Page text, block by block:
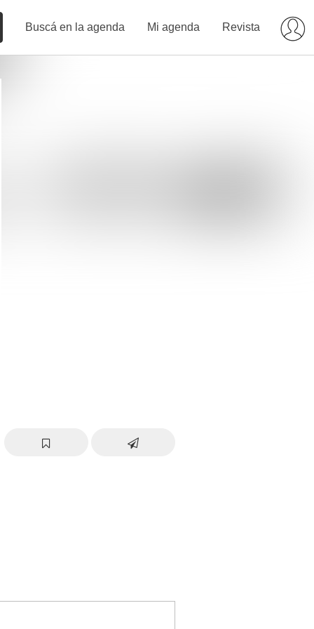
Buscá en la agenda Mi agenda Revista